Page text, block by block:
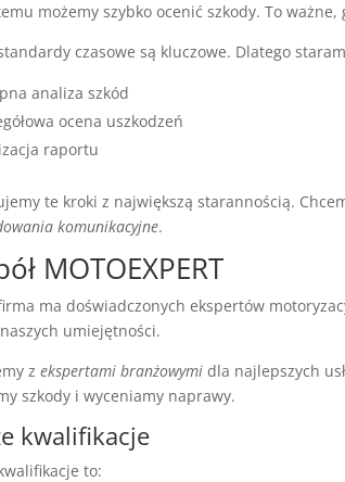
możemy szybko ocenić szkody. To
czasowe są kluczowe. Dlatego
analiza szkód
ocena uszkodzeń
raportu
te kroki z największą starannością.
komunikacyjne.
MOTOEXPERT
ma doświadczonych ekspertów
umiejętności.
zekspertami branżowymi dla najlepszych
szkody i wyceniamy naprawy.
kwalifikacje
to: